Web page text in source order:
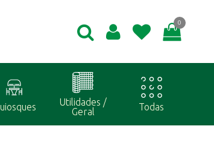
0
Utilidades /
Geral
Todas